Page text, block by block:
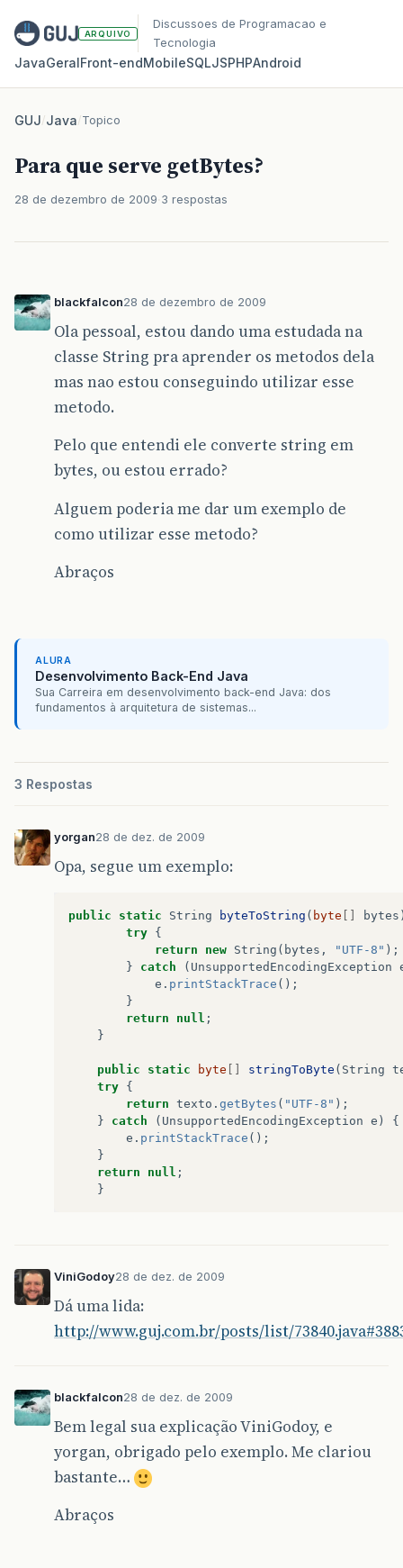
ARQUIVO
Discussoes de Programacao e
Tecnologia
JavaGeralFront‑endMobileSQLJSPHPAndroid
GUJ/Java/Topico
Para que serve getBytes?
28 de dezembro de 2009 3 respostas
blackfalcon28 de dezembro de 2009
Ola pessoal, estou dando uma estudada na
classe String pra aprender os metodos dela
mas nao estou conseguindo utilizar esse
metodo.
Pelo que entendi ele converte string em
bytes, ou estou errado?
Alguem poderia me dar um exemplo de
como utilizar esse metodo?
Abraços
ALURA
Desenvolvimento Back-End Java
Sua Carreira em desenvolvimento back-end Java: dos
fundamentos à arquitetura de sistemas...
3 Respostas
yorgan28 de dez. de 2009
Opa, segue um exemplo:
public static String byteToString ( byte bytes
try {
return
new String ( bytes , "UTF-8" );
}
catch ( UnsupportedEncodingException
e . printStackTrace ();
}
return
null ;
}
public static byte stringToByte ( String
try {
return texto . getBytes ( "UTF-8" );
}
catch ( UnsupportedEncodingException e )
{
e . printStackTrace ();
}
return
null ;
}
ViniGodoy28 de dez. de 2009
Dá uma lida:
http://www.guj.com.br/posts/list/
blackfalcon28 de dez. de 2009
Bem legal sua explicação ViniGodoy, e
yorgan, obrigado pelo exemplo. Me clariou
bastante…
Abraços